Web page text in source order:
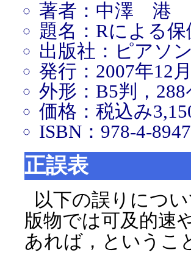
著者：中澤 港
題名：Rによる
出版社：ピアソ
発行：2007年12
外形：B5判，288
価格：税込み
ISBN：978-4-
正誤表
以下の誤りにつ
版物では可及的速
あれば，というこ